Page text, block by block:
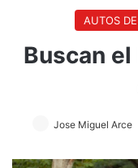
AUTOS
Buscan
Jose Miguel Arce